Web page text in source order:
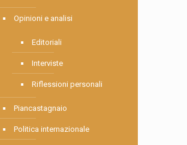
Opinioni e analisi
Editoriali
Interviste
Riflessioni personali
Piancastagnaio
Politica internazionale